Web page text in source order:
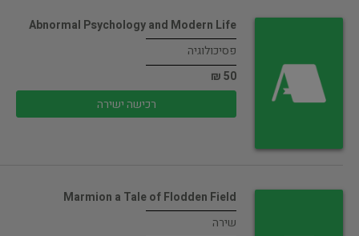
Abnormal Psychology and Modern Life
פסיכולוגיה
50 ₪
רכישה ישירה
Marmion a Tale of Flodden Field
שירה